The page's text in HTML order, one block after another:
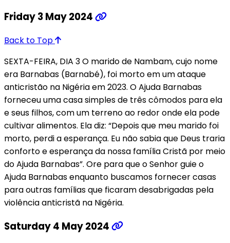
Friday 3 May 2024
Back to Top
SEXTA-FEIRA, DIA 3 O marido de Nambam, cujo nome
era Barnabas (Barnabé), foi morto em um ataque
anticristão na Nigéria em 2023. O Ajuda Barnabas
forneceu uma casa simples de três cômodos para ela
e seus filhos, com um terreno ao redor onde ela pode
cultivar alimentos. Ela diz: “Depois que meu marido foi
morto, perdi a esperança. Eu não sabia que Deus traria
conforto e esperança da nossa família Cristã por meio
do Ajuda Barnabas”. Ore para que o Senhor guie o
Ajuda Barnabas enquanto buscamos fornecer casas
para outras famílias que ficaram desabrigadas pela
violência anticristã na Nigéria.
Saturday 4 May 2024